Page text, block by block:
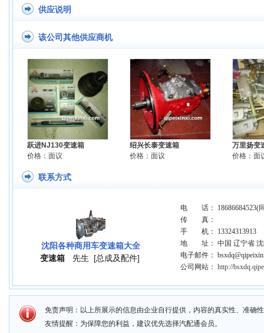
供应说明
该公司其他供应商机
跃进NJ130变速箱
价格：面议
绍兴长泰变速箱
价格：面议
万里扬变
价格：面
联系方式
沈阳各种商用车变速箱大全
变速箱
先生 [总成及配件]
电 话： 18686684523(
传 真：
手 机： 13324313913
地 址： 中国 辽宁省 沈
电子邮件：
公司网站：http://
免责声明：以上所展示的信息由企业自行提供，内容的真实性、准确
友情提醒：为保障您的利益，建议优先选择汽配通会员。